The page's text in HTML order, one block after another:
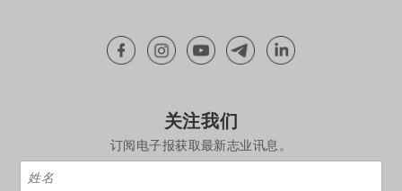
关注我们
订阅电子报获取最新志业讯息。